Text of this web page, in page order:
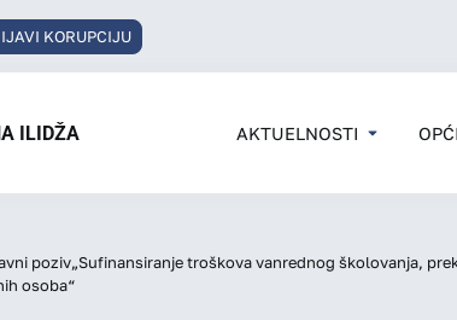
KORUPCIJU
ILIDŽA AKTUELNOSTI
poziv„Sufinansiranje troškova vanrednog školovanja,
osoba“